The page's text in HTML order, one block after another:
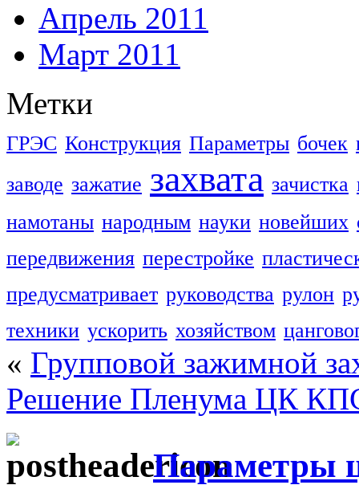
Апрель 2011
Март 2011
Метки
ГРЭС Конструкция Параметры бочек
заводе зажатие захвата зачистка
намотаны народным науки новейших
передвижения перестройке
предусматривает руководства рулон
техники ускорить хозяйством
« Групповой зажимной
Решение Пленума ЦК
Параметры